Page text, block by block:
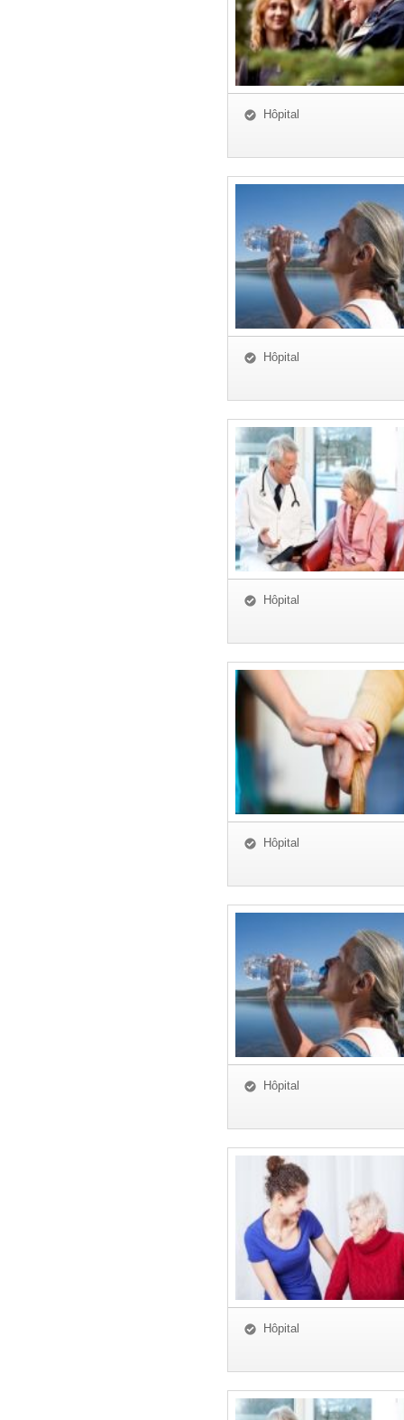
Hôpital
Hôpital
Hôpital
Hôpital
Hôpital
Hôpital